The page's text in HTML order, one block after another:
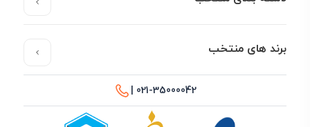
توجه: قیمت‌ها تقریبی هستند و بسته به
و
راهنمای انتخاب بهترین لاستیک رودستون
خودروهای شهری (پراید، پژو ۲۰۶، تیبا، سمند)
برند های منتخب
021-35000042 |